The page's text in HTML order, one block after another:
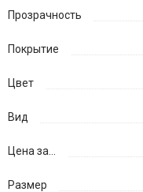
Прозрачность
Покрытие
Цвет
Вид
Цена за...
Размер